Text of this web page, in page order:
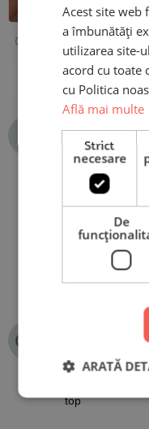
Cumpărător
Evaluat la
din 5
Este super
Catalin
Evaluat la5
din 5
top
Acest site web
a îmbunătăți
utilizarea site-
acord cu toate
cu Politica
Află mai multe
Strict
necesare
De
ARATĂ